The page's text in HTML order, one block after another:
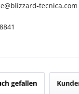
tecnica.com
gefallen